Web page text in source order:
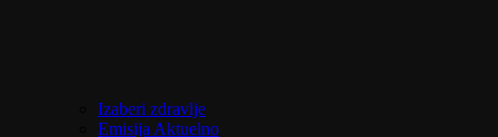
Izaberi zdravlje
Emisija Aktuelno